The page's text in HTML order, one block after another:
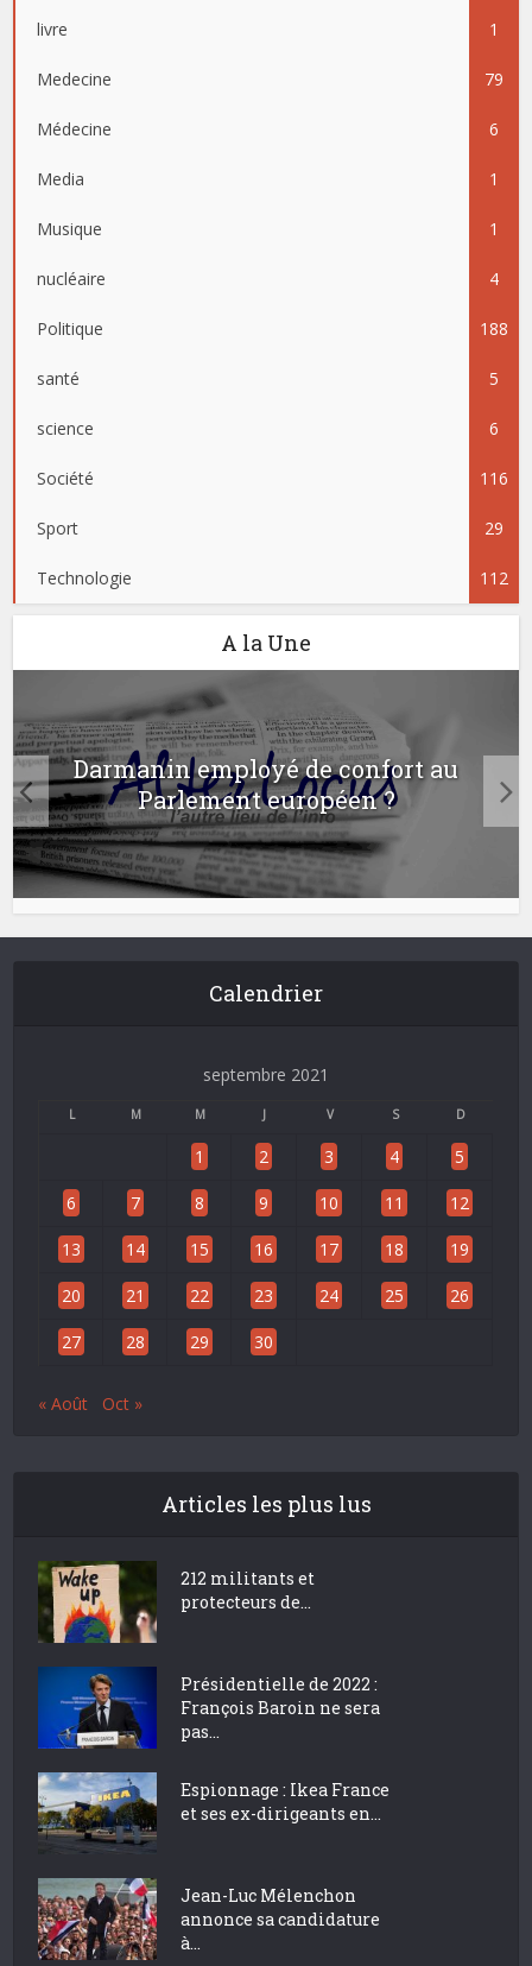
livre 1
Medecine 79
Médecine 6
Media 1
Musique 1
nucléaire 4
Politique 188
santé 5
science 6
Société 116
Sport 29
Technologie 112
A la Une
Darmanin employé de confort au
Parlement européen ?
Calendrier
septembre 2021
L M M J V S D
1 2 3 4 5
6 7 8 9 10 11 12
13 14 15 16 17 18 19
20 21 22 23 24 25 26
27 28 29 30
« Août Oct »
Articles les plus lus
212 militants et
protecteurs de...
Présidentielle de 2022 :
François Baroin ne sera
pas...
Espionnage : Ikea France
et ses ex-dirigeants en...
Jean-Luc Mélenchon
annonce sa candidature
à...